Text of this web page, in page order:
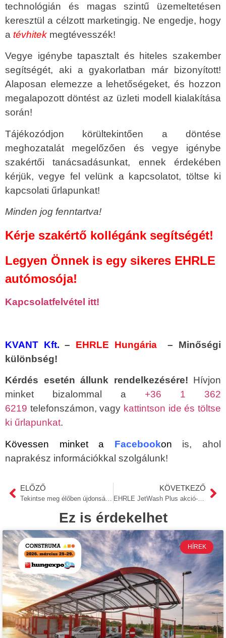
technológián és magas szintű üzemeltetésen
keresztül a célzott marketingig. Ne engedje, hogy
a tévhitek megtévesszék!
Vegye igénybe tapasztalt és hiteles szakember
segítségét, aki a gyakorlatban már bizonyított!
Alaposan elemezze a lehetőségeket, és hozzon
megalapozott döntést az üzleti modell kialakítása
során!
Tájékozódjon körültekintően a döntése
meghozatalát megelőzően és vegye igénybe
szakértői tanácsadásunkat, ennek érdekében
kérjük, vegye fel velünk a kapcsolatot, töltse ki
kapcsolati űrlapunkat!
Minden jog fenntartva!
Kérje szakértő kollégánk segítségét!
Legyen Önnek is egy sikeres EHRLE
autómosója!
Kapcsolatfelvétel itt!
KVANT Kft. – EHRLE Hungária– Minőségi
különbség!
Kérdés esetén állunk rendelkezésére! Hívjon
minket bizalommal a +36 1 362
6219 telefonszámon, vagy kattintson ide és töltse
ki űrlapunkat.
Kövessen minket a Facebookon is, ahol
naprakész információkkal szolgálunk!
ELŐZŐ
Tekintse meg élőben újdonságunkat a CONSTRUMA kiállításon!
KÖVETKEZŐ
EHRLE JetWash Plus akció- csak limitált darabszámig!
Ez is érdekelhet
HÍREK